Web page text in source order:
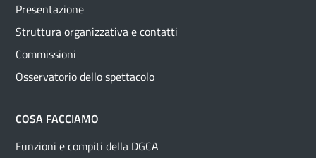
Presentazione
Struttura organizzativa e contatti
Commissioni
Osservatorio dello spettacolo
COSA FACCIAMO
Funzioni e compiti della DGCA